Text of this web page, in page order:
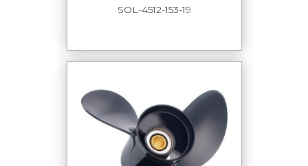
SOL-4512-153-19